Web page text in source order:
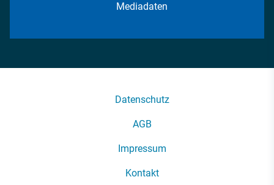
Mediadaten
Datenschutz
AGB
Impressum
Kontakt